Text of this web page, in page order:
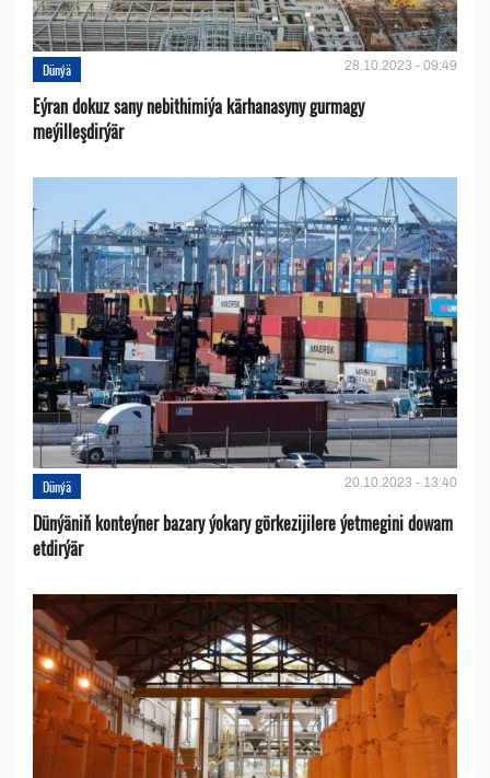
Dünýä 28.10.2023 - 09:49
Eýran dokuz sany nebithimiýa kärhanasyny gurmagy
meýilleşdirýär
Dünýä 20.10.2023 - 13:40
Dünýäniň konteýner bazary ýokary görkezijilere ýetmegini dowam
etdirýär